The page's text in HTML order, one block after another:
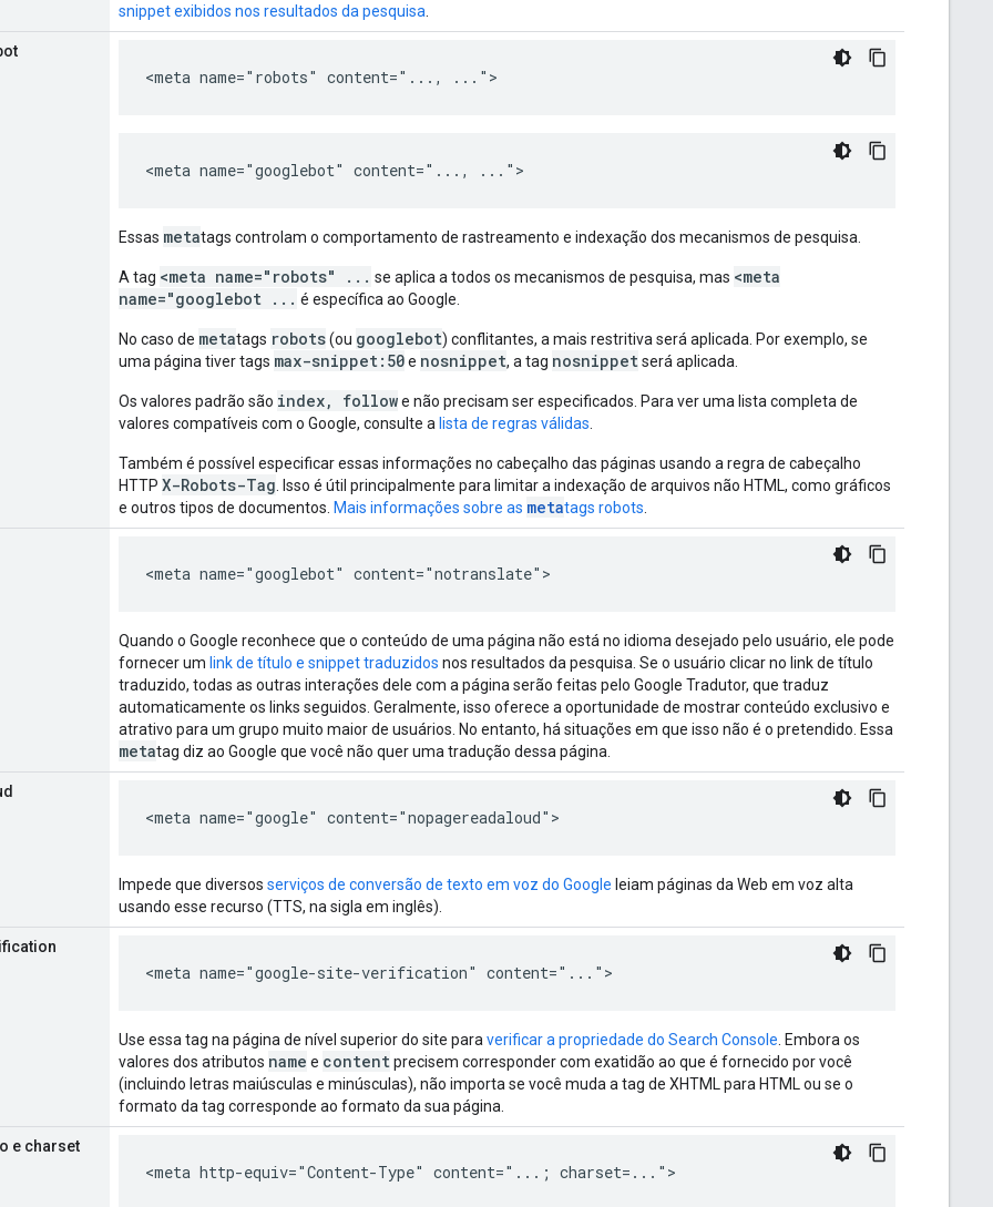
snippet exibidos nos resultados da pesquisa
<meta name="robots" content="..., ...">
<meta name="googlebot" content="..., ...">
Essas metatags controlam o comportamento de rastreamento e indexação dos mecanismos de pesquisa.
A tag <meta name="robots" ... se aplica a todos os mecanismos de pesquisa, mas <meta
name="googlebot ... é específica ao Google.
No caso de metatags robots(ou googlebot) conflitantes, a mais restritiva será aplicada. Por exemplo, se
uma página tiver tags max-snippet:50e nosnippet, a tag nosnippetserá aplicada.
Os valores padrão são index, followe não precisam ser especificados. Para ver uma lista completa de
valores compatíveis com o Google, consulte a lista de regras válidas
Também é possível especificar essas informações no cabeçalho das páginas usando a regra de cabeçalho
HTTP X-Robots-Tag . Isso é útil principalmente para limitar a indexação de arquivos não HTML, como gráficos
e outros tipos de documentos. Mais informações sobre as metatags robots
<meta name="googlebot" content="notranslate">
Quando o Google reconhece que o conteúdo de uma página não está no idioma desejado pelo usuário, ele pode
fornecer um link de título e snippet traduzidos nos resultados da pesquisa. Se o usuário clicar no link de título
traduzido, todas as outras interações dele com a página serão feitas pelo Google Tradutor, que traduz
automaticamente os links seguidos. Geralmente, isso oferece a oportunidade de mostrar conteúdo exclusivo e
atrativo para um grupo muito maior de usuários. No entanto, há situações em que isso não é o pretendido. Essa
metatag diz ao Google que você não quer uma tradução dessa página.
<meta name="google" content="nopagereadaloud">
Impede que diversos serviços de conversão de texto em voz do Google leiam páginas da Web em voz alta
usando esse recurso (TTS, na sigla em inglês).
<meta name="google-site-verification" content="...">
Use essa tag na página de nível superior do site para verificar a propriedade do Search Console . Embora os
valores dos atributos name e contentprecisem corresponder com exatidão ao que é fornecido por você
(incluindo letras maiúsculas e minúsculas), não importa se você muda a tag de XHTML para HTML ou se o
formato da tag corresponde ao formato da sua página.
e charset
<meta http-equiv="Content-Type" content="...; charset=...">